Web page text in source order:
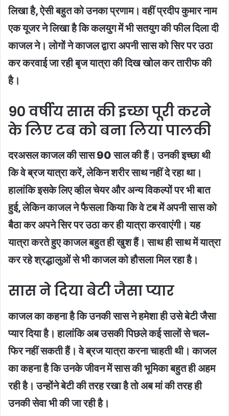
लिखा है, ऐसी बहुत को उनका प्रणाम। वहीं प्रदीप कुमार नाम
एक यूजर ने लिखा है कि कलयुग में भी सतयुग की फील दिला दी
काजल ने। लोगों ने काजल द्वारा अपनी सास को सिर पर उठा
कर करवाई जा रही बृज यात्रा की दिख खोल कर तारीफ की
है।
90 वर्षीय सास की इच्छा पूरी करने
के लिए टब को बना लिया पालकी
दरअसल काजल की सास 90 साल की हैं। उनकी इच्छा थी
कि वे ब्रज यात्रा करें, लेकिन शरीर साथ नहीं दे रहा था।
हालांकि इसके लिए व्हील चेयर और अन्य विकल्पों पर भी बात
हुई, लेकिन काजल ने फैसला किया कि वे टब में अपनी सास को
बैठा कर अपने सिर पर उठा कर ही यात्रा करवाएंगी। यह
यात्रा करते हुए काजल बहुत ही खुश हैं। साथ ही साथ में यात्रा
कर रहे श्रद्धालुओं से भी काजल को हौसला मिल रहा है।
सास ने दिया बेटी जैसा प्यार
काजल का कहना है कि उनकी सास ने हमेशा ही उसे बेटी जैसा
प्यार दिया है। हालांकि अब उसकी पिछले कई सालों से चल-
फिर नहीं सकती हैं। वे ब्रज यात्रा करना चाहती थी। काजल
का कहना है कि उनके जीवन में सास की भूमिका बहुत ही अहम
रही है। उन्होंने बेटी की तरह रखा है तो अब मां की तरह ही
उनकी सेवा भी की जा रही है।